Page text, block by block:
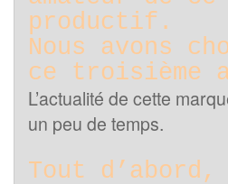
productif.
Nous avons
ce troisième
L’actualité de cette
un peu de temps.
Tout